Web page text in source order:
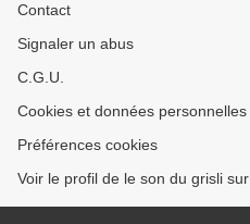
Contact
Signaler un abus
C.G.U.
Cookies et données personnelles
Préférences cookies
Voir le profil de le son du grisli